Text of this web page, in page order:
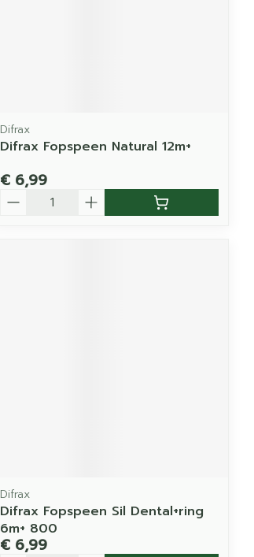
Difrax
Difrax Fopspeen Natural 12m+
€ 6,99
Difrax
Difrax Fopspeen Sil Dental+ring
6m+ 800
€ 6,99